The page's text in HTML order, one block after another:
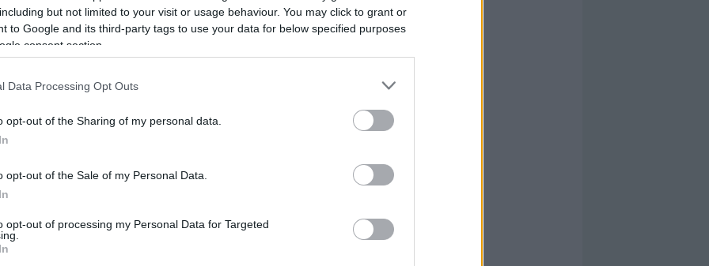
but not limited to your visit or usage behaviour. You may click to grant or
to Google and its third-party tags to use your data for below specified purposes
consent section.
Data Processing Opt Outs
opt-out of the Sharing of my personal data.
opt-out of the Sale of my Personal Data.
opt-out of processing my Personal Data for Targeted
el año pasado hasta ser titular indiscutible en la
los que encajó 27 goles, promedió 3,3 paradas y
para un total de 131 puntos en Comunio y más
de la portería hispalense este curso y
de 2 millones de euros.